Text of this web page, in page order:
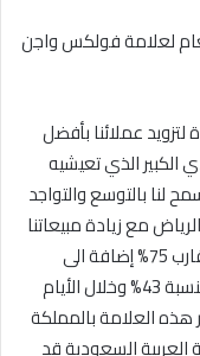
لعلامة فولكس واجن
عملائنا بأفضل
الذي تعيشيه
المملكة 2030 والذي سمح لنا بالتوسع والتواجد
مع زيادة مبيعاتنا
خلال السنتين الماضتين بنسبة وصلت الى ما يقارب 75% إضافة الى
الإقبال الكبير عليها من قبل القطاع النسائي بنسبة 43% وخلال الأيام
العلامة بالمملكة
السعودية قد